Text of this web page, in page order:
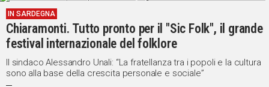
IN SARDEGNA
Chiaramonti. Tutto pronto per il "Sic Folk", il grande
festival internazionale del folklore
Il sindaco Alessandro Unali: “La fratellanza tra i popoli e la cultura
sono alla base della crescita personale e sociale”